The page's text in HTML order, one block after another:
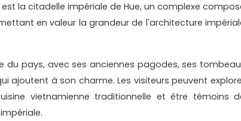
la citadelle impériale de Hue, un complexe
en valeur la grandeur de l'architecture
du pays, avec ses anciennes pagodes, ses
ajoutent à son charme. Les visiteurs peuvent
vietnamienne traditionnelle et être témoins